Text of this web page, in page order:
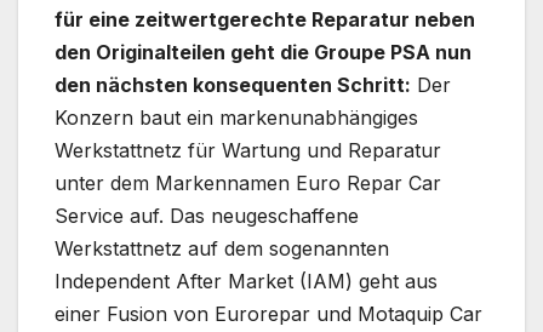
für eine zeitwertgerechte Reparatur neben
den Originalteilen geht die Groupe PSA nun
den nächsten konsequenten Schritt: Der
Konzern baut ein markenunabhängiges
Werkstattnetz für Wartung und Reparatur
unter dem Markennamen Euro Repar Car
Service auf. Das neugeschaffene
Werkstattnetz auf dem sogenannten
Independent After Market (IAM) geht aus
einer Fusion von Eurorepar und Motaquip Car